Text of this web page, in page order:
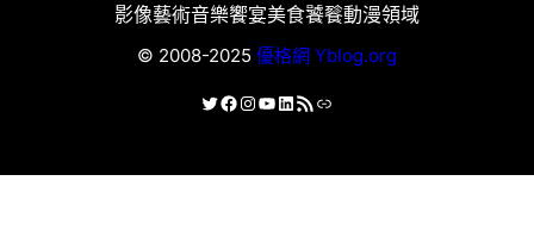
影像藝術音樂饗宴美食饕餮動漫領域
© 2008-2025 優格網 Yblog.org
X Facebook
Instagram
YouTube
LinkedIn
RSS 資訊提供連結